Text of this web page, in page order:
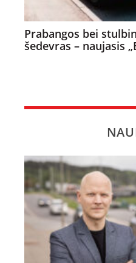
Prabangos bei
šedevras – naujasis